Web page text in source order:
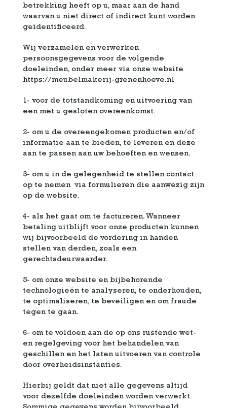
betrekking heeft op u, maar aan de hand
waarvan u niet direct of indirect kunt worden
geïdentificeerd.
Wij verzamelen en verwerken
persoonsgegevens voor de volgende
doeleinden, onder meer via onze website
https://meubelmakerij-grenenhoeve.nl
1- voor de totstandkoming en uitvoering van
een met u gesloten overeenkomst.
2- om u de overeengekomen producten en/of
informatie aan te bieden, te leveren en deze
aan te passen aan uw behoeften en wensen.
3- om u in de gelegenheid te stellen contact
op te nemen via formulieren die aanwezig zijn
op de website.
4- als het gaat om te factureren. Wanneer
betaling uitblijft voor onze producten kunnen
wij bijvoorbeeld de vordering in handen
stellen van derden, zoals een
gerechtsdeurwaarder.
5- om onze website en bijbehorende
technologieën te analyseren, te onderhouden,
te optimaliseren, te beveiligen en om fraude
tegen te gaan.
6- om te voldoen aan de op ons rustende wet-
en regelgeving voor het behandelen van
geschillen en het laten uitvoeren van controle
door overheidsinstanties.
Hierbij geldt dat niet alle gegevens altijd
voor dezelfde doeleinden worden verwerkt.